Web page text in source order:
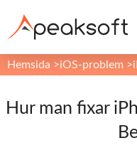
Hemsida >iOS-problem >
Hur man fixar